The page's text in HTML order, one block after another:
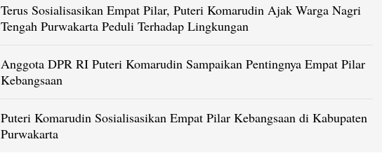
Terus Sosialisasikan Empat Pilar, Puteri Komarudin Ajak Warga Nagri
Tengah Purwakarta Peduli Terhadap Lingkungan
Anggota DPR RI Puteri Komarudin Sampaikan Pentingnya Empat Pilar
Kebangsaan
Puteri Komarudin Sosialisasikan Empat Pilar Kebangsaan di Kabupaten
Purwakarta